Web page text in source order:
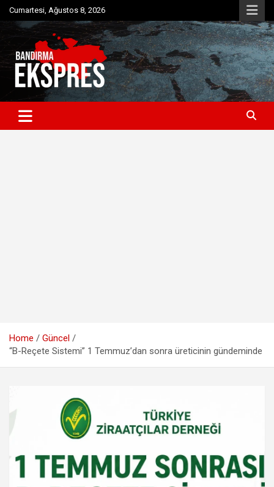
Skip
to
content
Cumartesi, Ağustos 8, 2026
Bandırma Ekspres
Bandırma'dan güncel haberler
Home
Güncel
“B-Reçete Sistemi” 1 Temmuz’dan sonra üreticinin gündeminde